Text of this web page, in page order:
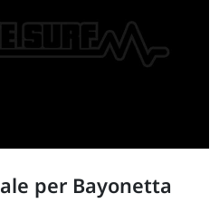
per Bayonetta